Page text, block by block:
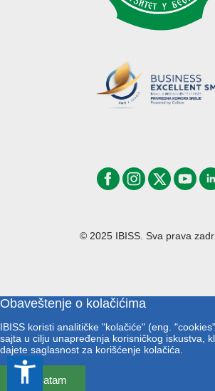
© 2025 IBISS. Sva prava
Obaveštenje o kolačićima
IBISS koristi analitičke "kolačiće" (eng.
sajta u cilju unapređenja korisničkog iskustva,
dajete saglasnost za korišćenje kolačića.
Prihvatam
accessibility_new